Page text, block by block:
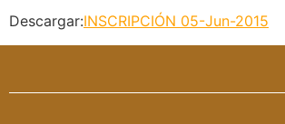
Descargar:INSCRIPCIÓN 05-Jun-2015